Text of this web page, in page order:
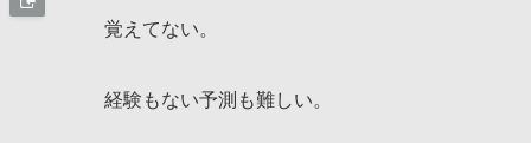
覚えてない。
経験もない予測も難しい。